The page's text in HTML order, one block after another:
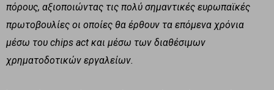
πόρους, αξιοποιώντας τις πολύ σημαντικές ευρωπαϊκές
πρωτοβουλίες οι οποίες θα έρθουν τα επόμενα χρόνια
μέσω του chips act και μέσω των διαθέσιμων
χρηματοδοτικών εργαλείων.